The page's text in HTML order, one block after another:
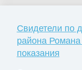
Свидетели по
района
показания